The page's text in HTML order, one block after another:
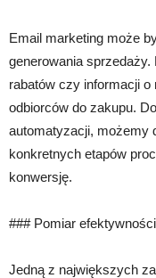
Email marketing może
generowania sprzedaży.
rabatów czy informacji
odbiorców do zakupu.
automatyzacji, możemy
konkretnych etapów
konwersję.
### Pomiar
Jedną z największych